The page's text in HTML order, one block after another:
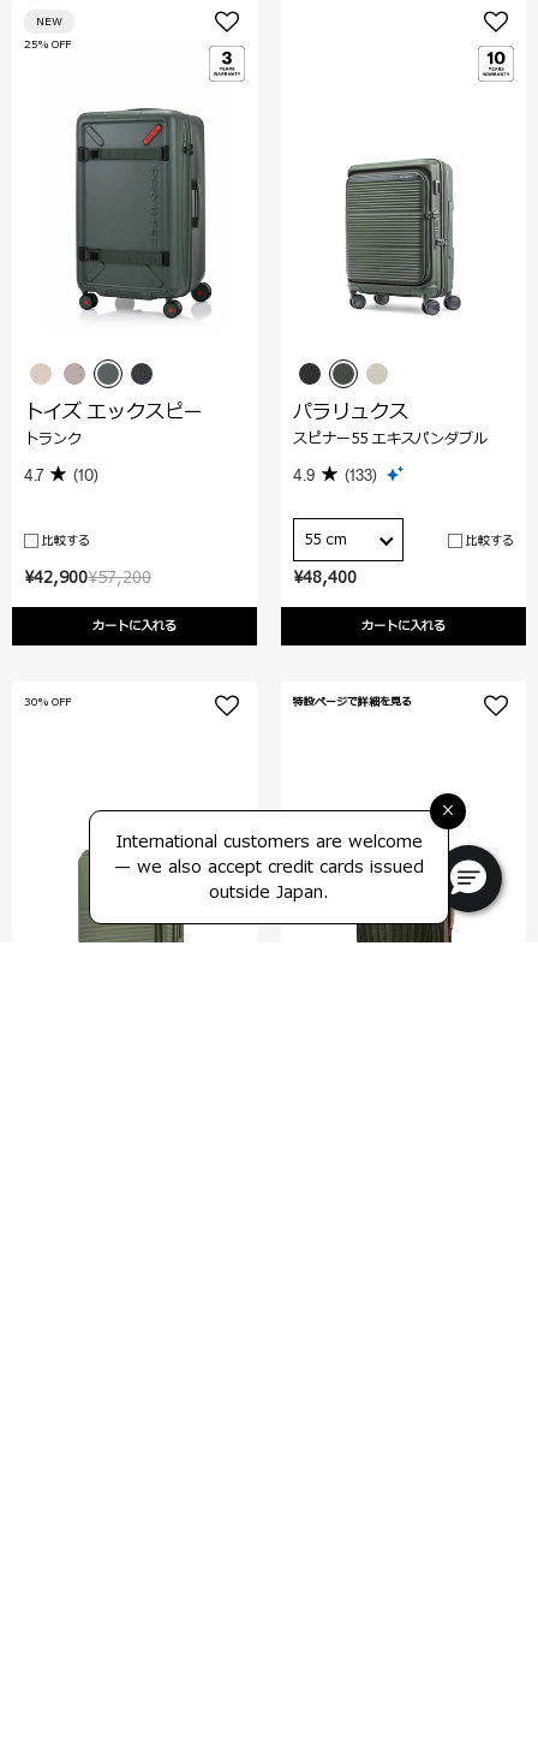
×
International customers are welcome
— we also accept credit cards issued
outside Japan.
¥57,200
¥42,900
カートに入れる
25% OFF
NEW
トイズ エックスピー
トランク
4.7 (10)
比較する
¥48,400
カートに入れる
パラリュクス
スピナー55 エキスパンダブル
4.9 (133)
55 cm 比較する
30% OFF 特設ページで詳細を見る